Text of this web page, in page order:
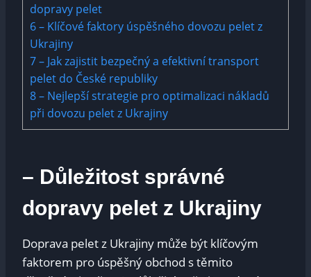
dopravy pelet
6– Klíčové faktory úspěšného dovozu pelet z
Ukrajiny
7– Jak zajistit bezpečný a efektivní transport
pelet do České republiky
8– Nejlepší strategie pro optimalizaci nákladů
při dovozu pelet z Ukrajiny
– Důležitost správné
dopravy pelet z Ukrajiny
Doprava pelet z Ukrajiny může být klíčovým
faktorem pro úspěšný obchod s těmito